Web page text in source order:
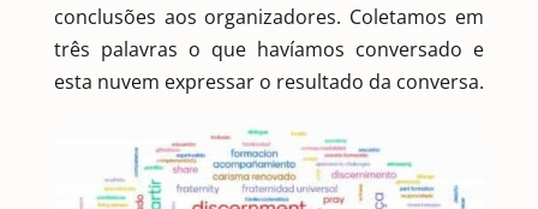
conclusões aos organizadores. Coletamos em
três palavras o que havíamos conversado e
esta nuvem expressar o resultado da conversa.